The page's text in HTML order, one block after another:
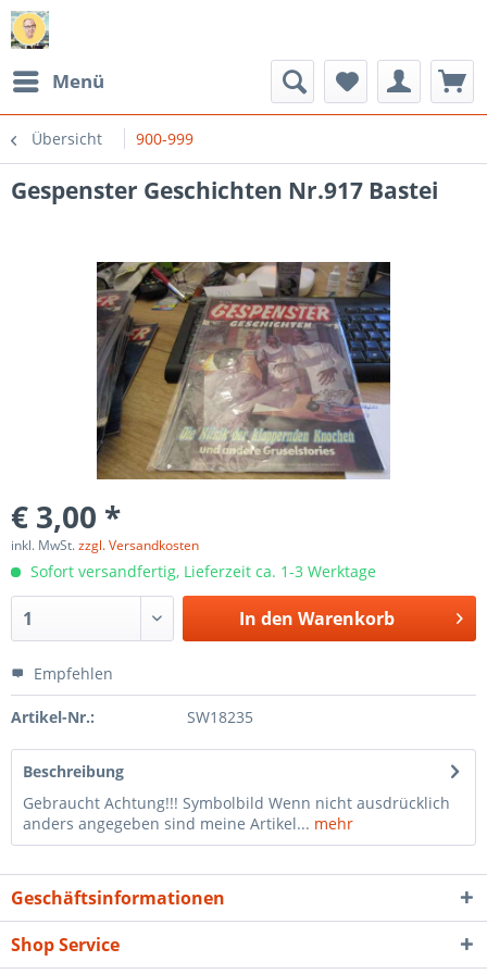
Menü
Übersicht 900-999
Gespenster Geschichten Nr.917 Bastei
€ 3,00 *
inkl. MwSt.zzgl. Versandkosten
Sofort versandfertig, Lieferzeit ca. 1-3 Werktage
In den Warenkorb
Empfehlen
Artikel-Nr.: SW18235
Beschreibung
Gebraucht Achtung!!! Symbolbild Wenn nicht ausdrücklich
anders angegeben sind meine Artikel... mehr
Geschäftsinformationen
Shop Service